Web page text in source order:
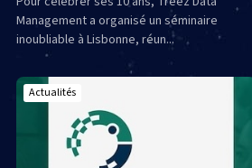
Management a organisé un séminaire
inoubliable à Lisbonne, réun...
Actualités